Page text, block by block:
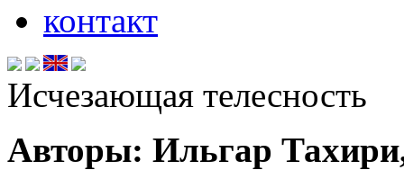
контакт
Исчезающая телесность
Авторы: Ильгар